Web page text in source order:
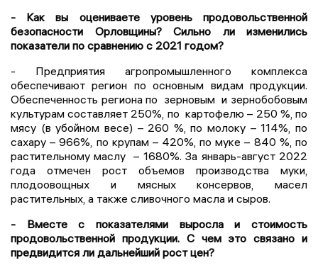
- Как вы оцениваете уровень продовольственной
безопасности Орловщины? Сильно ли изменились
показатели по сравнению с 2021 годом?
- Предприятия агропромышленного комплекса
обеспечивают регион по основным видам продукции.
Обеспеченность региона по зерновым и зернобобовым
культурам составляет 250%, по картофелю – 250 %, по
мясу (в убойном весе) – 260 %, по молоку – 114%, по
сахару – 966%, по крупам – 420%, по муке – 840 %, по
растительному маслу – 1680%. За январь-август 2022
года отмечен рост объемов производства муки,
плодоовощных и мясных консервов, масел
растительных, а также сливочного масла и сыров.
- Вместе с показателями выросла и стоимость
продовольственной продукции. С чем это связано и
предвидится ли дальнейший рост цен?